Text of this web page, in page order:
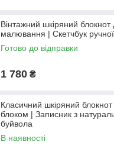
Вінтажний шкіряний блокнот
малювання | Скетчбук
Готово до відправки
1 780 ₴
Класичний шкіряний блокнот
блоком | Записник з
буйвола
В наявності